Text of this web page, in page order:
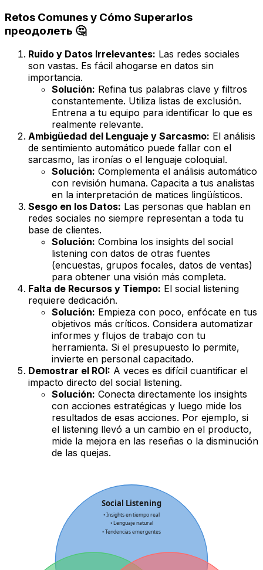
Retos Comunes y Cómo Superarlos
преодолеть 🤔
Ruido y Datos Irrelevantes: Las redes sociales
son vastas. Es fácil ahogarse en datos sin
importancia.
Solución: Refina tus palabras clave y filtros
constantemente. Utiliza listas de exclusión.
Entrena a tu equipo para identificar lo que es
realmente relevante.
Ambigüedad del Lenguaje y Sarcasmo: El análisis
de sentimiento automático puede fallar con el
sarcasmo, las ironías o el lenguaje coloquial.
Solución: Complementa el análisis automático
con revisión humana. Capacita a tus analistas
en la interpretación de matices lingüísticos.
Sesgo en los Datos: Las personas que hablan en
redes sociales no siempre representan a toda tu
base de clientes.
Solución: Combina los insights del social
listening con datos de otras fuentes
(encuestas, grupos focales, datos de ventas)
para obtener una visión más completa.
Falta de Recursos y Tiempo: El social listening
requiere dedicación.
Solución: Empieza con poco, enfócate en tus
objetivos más críticos. Considera automatizar
informes y flujos de trabajo con tu
herramienta. Si el presupuesto lo permite,
invierte en personal capacitado.
Demostrar el ROI: A veces es difícil cuantificar el
impacto directo del social listening.
Solución: Conecta directamente los insights
con acciones estratégicas y luego mide los
resultados de esas acciones. Por ejemplo, si
el listening llevó a un cambio en el producto,
mide la mejora en las reseñas o la disminución
de las quejas.
Social Listening
• Insights en tiempo real
• Lenguaje natural
• Tendencias emergentes